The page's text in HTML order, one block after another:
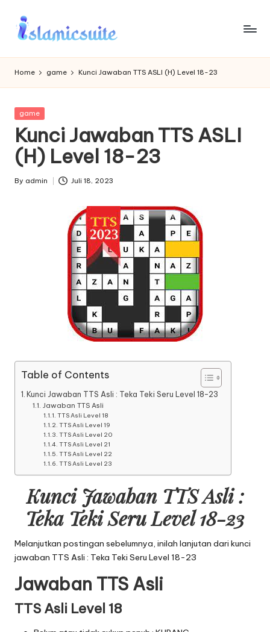
Skip
Home game Kunci Jawaban TTS ASLI (H) Level 18-23
Posted
game
Kunci Jawaban TTS ASLI
(H) Level 18-23
Posted
By admin Juli 18, 2023
Table of Contents
Kunci Jawaban TTS Asli : Teka Teki Seru Level 18-23
Jawaban TTS Asli
TTS Asli Level 18
TTS Asli Level 19
TTS Asli Level 20
TTS Asli Level 21
TTS Asli Level 22
TTS Asli Level 23
Kunci Jawaban TTS Asli :
Teka Teki Seru Level 18-23
Melanjutkan postingan sebelumnya, inilah lanjutan dari kunci
jawaban TTS Asli : Teka Teki Seru Level 18-23
Jawaban TTS Asli
TTS Asli Level 18